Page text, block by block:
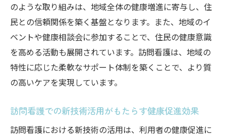
訪問看護のケアがもたらす生活の質への影
響
生活の質向上に寄与する訪問看護の取り組
み
訪問看護の利用者が語る生活の質の変化
訪問看護で実現する快適な生活環境
最新技術と訪問看護がもたらす安心とは
のような取り組みは、地域全体の健康増進に寄与し、住
民との信頼関係を築く基盤となります。また、地域のイ
ベントや健康相談会に参加することで、住民の健康意識
を高める活動も展開されています。訪問看護は、地域の
特性に応じた柔軟なサポート体制を築くことで、より質
の高いケアを実現しています。
訪問看護での新技術活用がもたらす健康促進効果
訪問看護における新技術の活用は、利用者の健康促進に